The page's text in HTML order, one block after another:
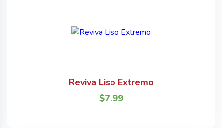
Reviva Liso Extremo
$7.99